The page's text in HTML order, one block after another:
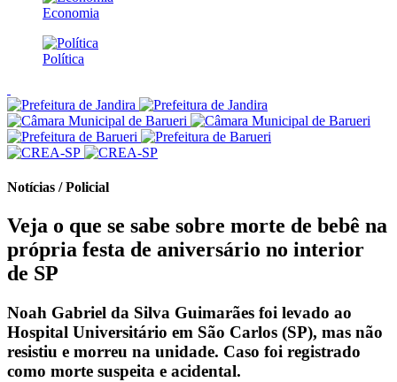
Economia
Política
Notícias / Policial
Veja o que se sabe sobre morte de bebê na
própria festa de aniversário no interior
de SP
Noah Gabriel da Silva Guimarães foi levado ao
Hospital Universitário em São Carlos (SP), mas não
resistiu e morreu na unidade. Caso foi registrado
como morte suspeita e acidental.